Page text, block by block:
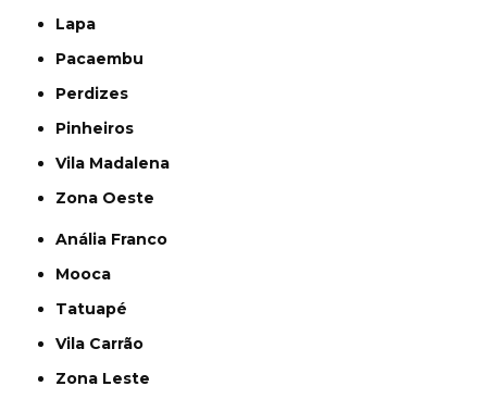
Lapa
Pacaembu
Perdizes
Pinheiros
Vila Madalena
Zona Oeste
Anália Franco
Mooca
Tatuapé
Vila Carrão
Zona Leste